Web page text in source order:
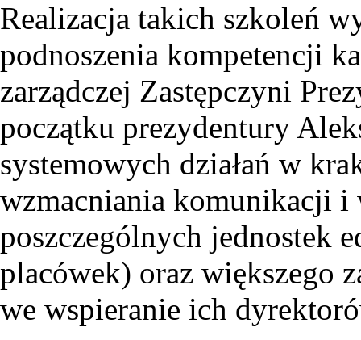
Realizacja takich szkoleń
podnoszenia kompetencji
zarządczej Zastępczyni
początku prezydentury
systemowych działań w
wzmacniania komunikacji i
poszczególnych jednostek
placówek) oraz większego
we wspieranie ich